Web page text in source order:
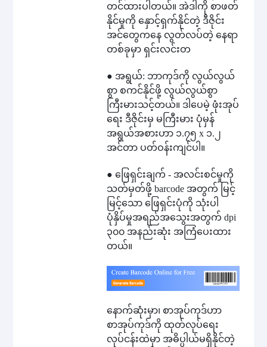
တင်ထားပါတယ်။ အဲဒါကို စာဖတ်
နိုင်မှုကို နှောင့်ရှက်နိုင်တဲ့ ဒီဇိုင်း
အင်တွေကနေ လွတ်လပ်တဲ့ နေရာ
တစ်ခုမှာ ရှင်းလင်းတ
● အရွယ်: ဘာကုဒ်ကို လွယ်လွယ်
စွာ စကင်နိုင်ဖို့ လွယ်လွယ်စွာ
ကြီးမားသင့်တယ်။ ဒါပေမဲ့ ဖုံးအုပ်
ရေး ဒီဇိုင်းမှ မကြီးမား ပုံမှန်
အရွယ်အစားဟာ ၁.၇၅ x ၁.၂
အင်တာ ပတ်ဝန်းကျင်ပါ။
● ဖြေရှင်းချက် - အလင်းစင်မှုကို
သတ်မှတ်ဖို့ barcode အတွက် မြင့်
မြင့်သော ဖြေရှင်းပုံကို သုံးပါ
ပုံနှိပ်မှုအရည်အသွေးအတွက် dpi
၃၀၀ အနည်းဆုံး အကြံပေးထား
တယ်။
နောက်ဆုံးမှာ၊ စာအုပ်ကုဒ်ဟာ
စာအုပ်ကုဒ်ကို ထုတ်လုပ်ရေး
လုပ်ငန်းထဲမှာ အဓိပ္ပါယ်မရှိနိုင်တဲ့